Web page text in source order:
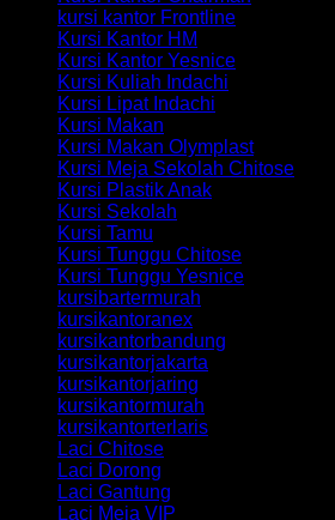
kursi kantor Frontline
Kursi Kantor HM
Kursi Kantor Yesnice
Kursi Kuliah Indachi
Kursi Lipat Indachi
Kursi Makan
Kursi Makan Olymplast
Kursi Meja Sekolah Chitose
Kursi Plastik Anak
Kursi Sekolah
Kursi Tamu
Kursi Tunggu Chitose
Kursi Tunggu Yesnice
kursibartermurah
kursikantoranex
kursikantorbandung
kursikantorjakarta
kursikantorjaring
kursikantormurah
kursikantorterlaris
Laci Chitose
Laci Dorong
Laci Gantung
Laci Meja VIP